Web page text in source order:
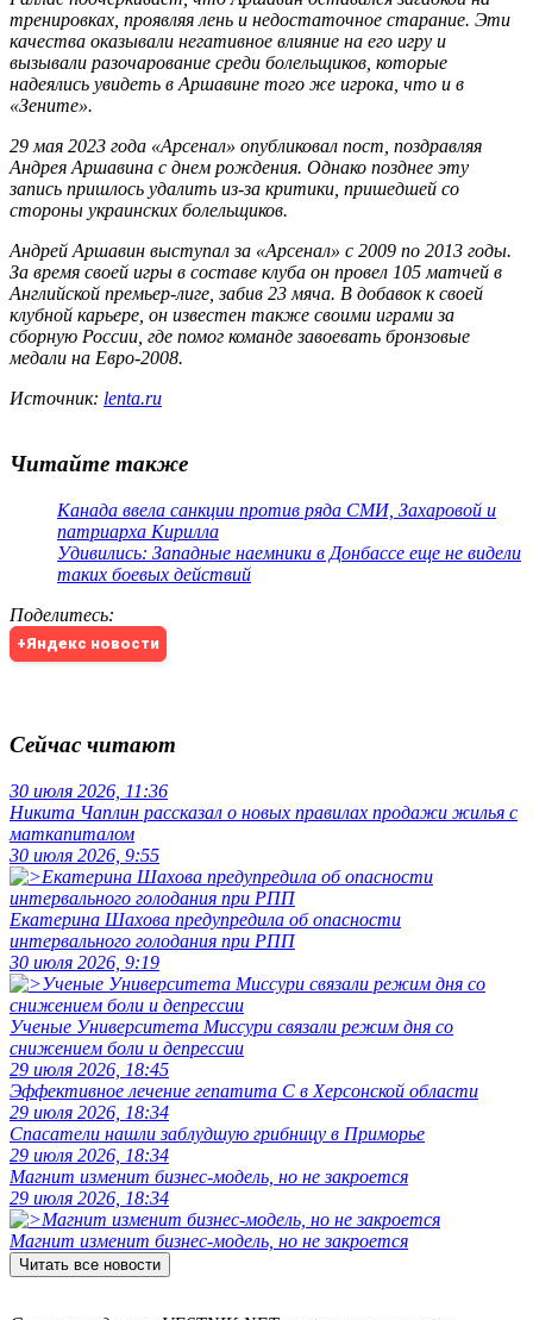
тренировках, проявляя лень и недостаточное старание. Эти
качества оказывали негативное влияние на его игру и
вызывали разочарование среди болельщиков, которые
надеялись увидеть в Аршавине того же игрока, что и в
«Зените».
29 мая 2023 года «Арсенал» опубликовал пост, поздравляя
Андрея Аршавина с днем рождения. Однако позднее эту
запись пришлось удалить из-за критики, пришедшей со
стороны украинских болельщиков.
Андрей Аршавин выступал за «Арсенал» с 2009 по 2013 годы.
За время своей игры в составе клуба он провел 105 матчей в
Английской премьер-лиге, забив 23 мяча. В добавок к своей
клубной карьере, он известен также своими играми за
сборную России, где помог команде завоевать бронзовые
медали на Евро-2008.
Источник: lenta.ru
Читайте также
Канада ввела санкции против ряда СМИ, Захаровой и
патриарха Кирилла
Удивились: Западные наемники в Донбассе еще не видели
таких боевых действий
Поделитесь:
+Яндекс новости
Сейчас читают
30 июля 2026, 11:36
Никита Чаплин рассказал о новых правилах продажи жилья с
маткапиталом
30 июля 2026, 9:55
Екатерина Шахова предупредила об опасности
интервального голодания при РПП
30 июля 2026, 9:19
Ученые Университета Миссури связали режим дня со
снижением боли и депрессии
29 июля 2026, 18:45
Эффективное лечение гепатита C в Херсонской области
29 июля 2026, 18:34
Спасатели нашли заблудшую грибницу в Приморье
29 июля 2026, 18:34
Магнит изменит бизнес-модель, но не закроется
29 июля 2026, 18:34
Магнит изменит бизнес-модель, но не закроется
Читать все новости